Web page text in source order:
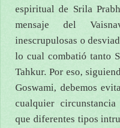
espiritual de Srila
mensaje del
inescrupulosas o
lo cual combatió tanto
Tahkur. Por eso,
Goswami, debemos
cualquier
que diferentes tipos